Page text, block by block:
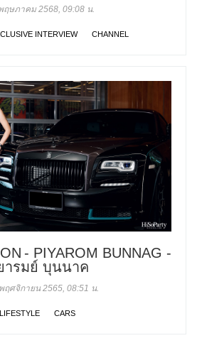
ฤษภาคม 2568, 09:08 น.
INTERVIEW CHANNEL
- PIYAROM BUNNAG -
ารมย์ บุนนาค
ฤศจิกายน 2565, 08:51 น.
LIFESTYLE CARS